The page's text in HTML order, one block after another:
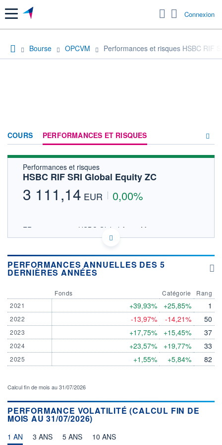
Menu Connexion
Bourse OPCVM Performances et risques HSBC RIF
COURS PERFORMANCES ET RISQUES
FORUM
Performances et risques
HSBC RIF SRI Global Equity ZC
3 111,14 EUR 0,00%
FR0013076007 - HSBC Global Asset Management
(France)
Consulter le prospectus / DIC
04/12 07/04
2 500
3 000
CATÉGORIE MORNINGSTAR
Actions International Gdes
FONDS PARTENAIRES
ÉLIGIBILITÉ
BOURSOVIE LUX
CTO BUSINESS
PERFORMANCES ANNUELLES DES 5
DERNIÈRES ANNÉES
2021
2022
2023
2024
2025
Fonds
+39,93%
-13,97%
+17,75%
+23,57%
+1,55%
Catégorie
+25,85%
-14,21%
+15,45%
+19,77%
+5,84%
Rang
1
50
37
33
82
Calcul fin de mois au 31/07/2026
PERFORMANCE VOLATILITÉ (CALCUL FIN DE
MOIS AU 31/07/2026)
1 AN 3 ANS 5 ANS 10 ANS